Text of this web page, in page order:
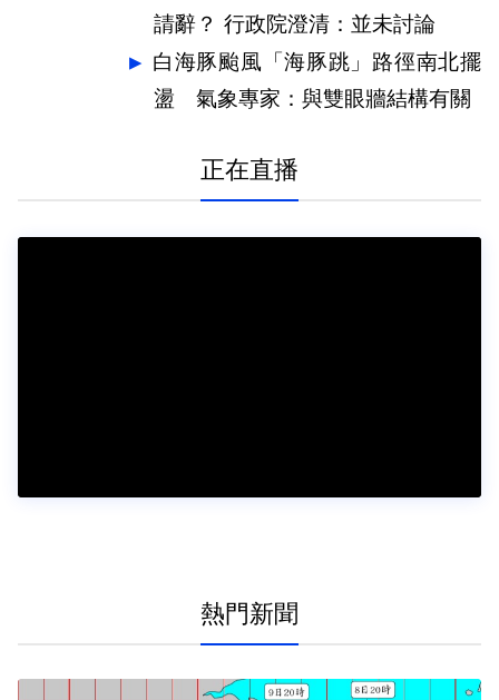
請辭？ 行政院澄清：並未討論
白海豚颱風「海豚跳」路徑南北擺
盪 氣象專家：與雙眼牆結構有關
正在直播
熱門新聞